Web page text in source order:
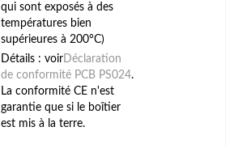
qui sont exposés à des
températures bien
supérieures à 200°C)
Détails : voir Déclaration
de conformité PCB PS024.
La conformité CE n'est
garantie que si le boîtier
est mis à la terre.